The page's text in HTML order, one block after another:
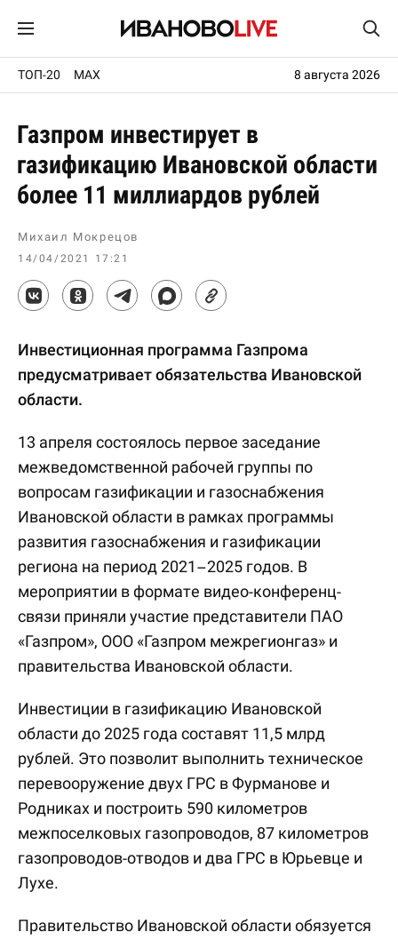
ТОП-20 MAX 8 августа 2026
Газпром инвестирует в
газификацию Ивановской области
более 11 миллиардов рублей
Михаил Мокрецов
14/04/2021 17:21
Инвестиционная программа Газпрома
предусматривает обязательства Ивановской
области.
13 апреля состоялось первое заседание
межведомственной рабочей группы по
вопросам газификации и газоснабжения
Ивановской области в рамках программы
развития газоснабжения и газификации
региона на период 2021–2025 годов. В
мероприятии в формате видео-конференц-
связи приняли участие представители ПАО
«Газпром», ООО «Газпром межрегионгаз» и
правительства Ивановской области.
Инвестиции в газификацию Ивановской
области до 2025 года составят 11,5 млрд
рублей. Это позволит выполнить техническое
перевооружение двух ГРС в Фурманове и
Родниках и построить 590 километров
межпоселковых газопроводов, 87 километров
газопроводов-отводов и два ГРС в Юрьевце и
Лухе.
Правительство Ивановской области обязуется